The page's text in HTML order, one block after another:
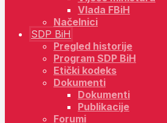
Vlada FBiH
Načelnici
SDP BiH
Pregled historije
Program SDP BiH
Etički kodeks
Dokumenti
Dokumenti
Publikacije
Forumi